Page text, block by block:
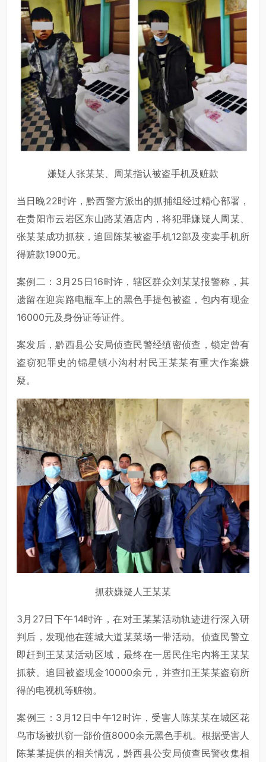
嫌疑人张某某、周某指认被盗手机及赃款
当日晚22时许，黔西警方派出的抓捕组经过精心部署，
在贵阳市云岩区东山路某酒店内，将犯罪嫌疑人周某、
张某某成功抓获，追回陈某被盗手机12部及变卖手机所
得赃款1900元。
案例二：3月25日16时许，辖区群众刘某某报警称，其
遗留在迎宾路电瓶车上的黑色手提包被盗，包内有现金
16000元及身份证等证件。
案发后，黔西县公安局侦查民警经缜密侦查，锁定曾有
盗窃犯罪史的锦星镇小沟村村民王某某有重大作案嫌
疑。
抓获嫌疑人王某某
3月27日下午14时许，在对王某某活动轨迹进行深入研
判后，发现他在莲城大道某菜场一带活动。侦查民警立
即赶到王某某活动区域，最终在一居民住宅内将王某某
抓获。追回被盗现金10000余元，并查扣王某某盗窃所
得的电视机等赃物。
案例三：3月12日中午12时许，受害人陈某某在城区花
鸟市场被扒窃一部价值8000余元黑色手机。根据受害人
陈某某提供的相关情况，黔西县公安局侦查民警收集相